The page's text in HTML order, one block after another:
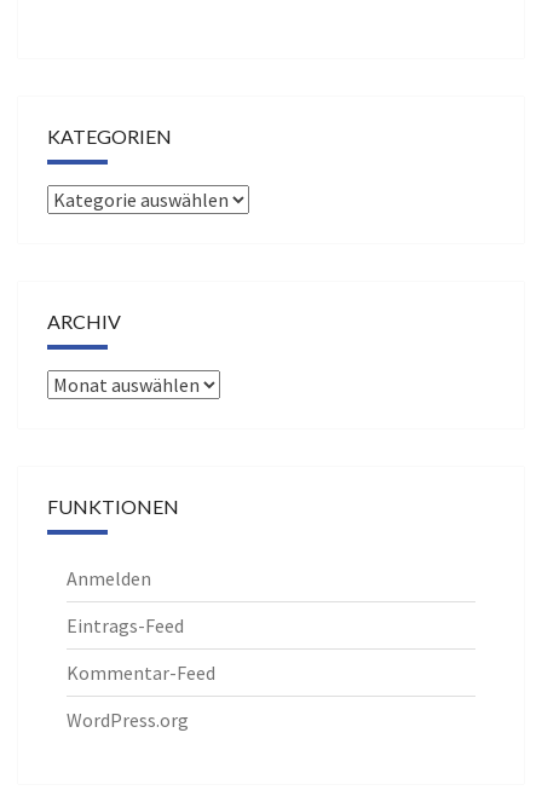
KATEGORIEN
Kategorien
ARCHIV
Archiv
FUNKTIONEN
Anmelden
Eintrags-Feed
Kommentar-Feed
WordPress.org